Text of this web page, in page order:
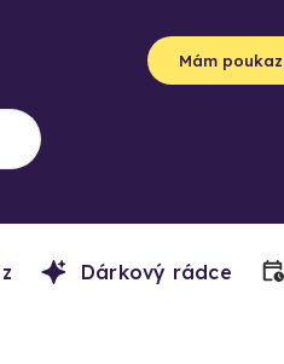
Mám
Dárkový rádce